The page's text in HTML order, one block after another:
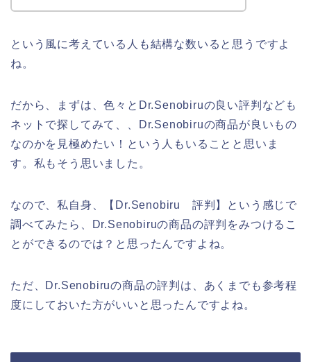
という風に考えている人も結構な数いると思うですよ
ね。
だから、まずは、色々とDr.Senobiruの良い評判なども
ネットで探してみて、、Dr.Senobiruの商品が良いもの
なのかを見極めたい！という人もいることと思いま
す。私もそう思いました。
なので、私自身、【Dr.Senobiru 評判】という感じで
調べてみたら、Dr.Senobiruの商品の評判をみつけるこ
とができるのでは？と思ったんですよね。
ただ、Dr.Senobiruの商品の評判は、あくまでも参考程
度にしておいた方がいいと思ったんですよね。